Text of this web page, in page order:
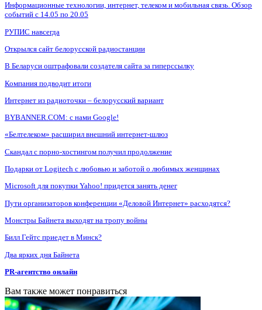
Информационные технологии, интернет, телеком и мобильная связь. Обзор
событий с 14.05 по 20.05
РУПИС навсегда
Открылся сайт белорусской радиостанции
В Беларуси оштрафовали создателя сайта за гиперссылку
Компания подводит итоги
Интернет из радиоточки – белорусский вариант
BYBANNER.COM: c нами Google!
«Белтелеком» расширил внешний интернет-шлюз
Скандал с порно-хостингом получил продолжение
Подарки от Logitech с любовью и заботой о любимых женщинах
Microsoft для покупки Yahoo! придется занять денег
Пути организаторов конференции «Деловой Интернет» расходятся?
Монстры Байнета выходят на тропу войны
Билл Гейтс приедет в Минск?
Два ярких дня Байнета
PR-агентство онлайн
Вам также может понравиться